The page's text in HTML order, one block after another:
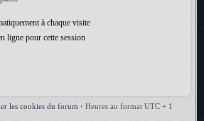
à chaque visite
ligne pour cette session
les cookies du forum • Heures au format UTC + 1